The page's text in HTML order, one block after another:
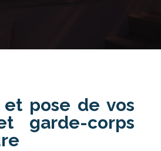
pose de vos
garde-corps